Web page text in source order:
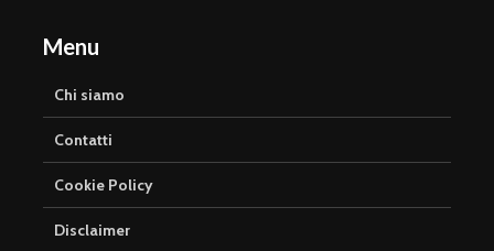
Menu
Chi siamo
Contatti
Cookie Policy
Disclaimer